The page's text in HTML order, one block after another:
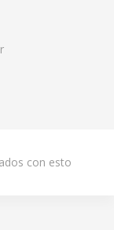
con esto